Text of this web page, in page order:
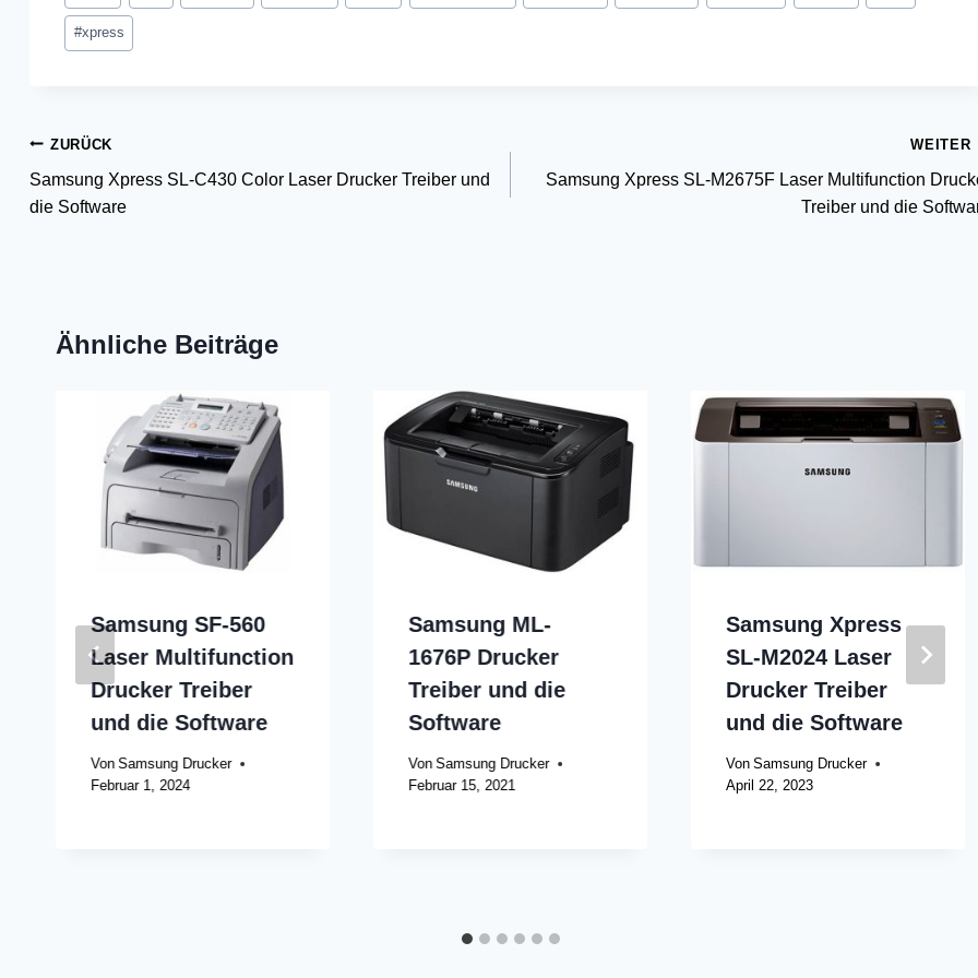
#xpress
Beitragsnavigation
ZURÜCK
Samsung Xpress SL-C430 Color Laser Drucker Treiber und
die Software
WEITER
Samsung Xpress SL-M2675F Laser Multifunction
Treiber und die
Ähnliche Beiträge
Samsung SF-560
Laser Multifunction
Drucker Treiber
und die Software
Von Samsung Drucker
Februar 1, 2024
Samsung ML-
1676P Drucker
Treiber und die
Software
Von Samsung Drucker
Februar 15, 2021
Samsung Xpress
SL-M2024 Laser
Drucker Treiber
und die Software
Von Samsung Drucker
April 22, 2023